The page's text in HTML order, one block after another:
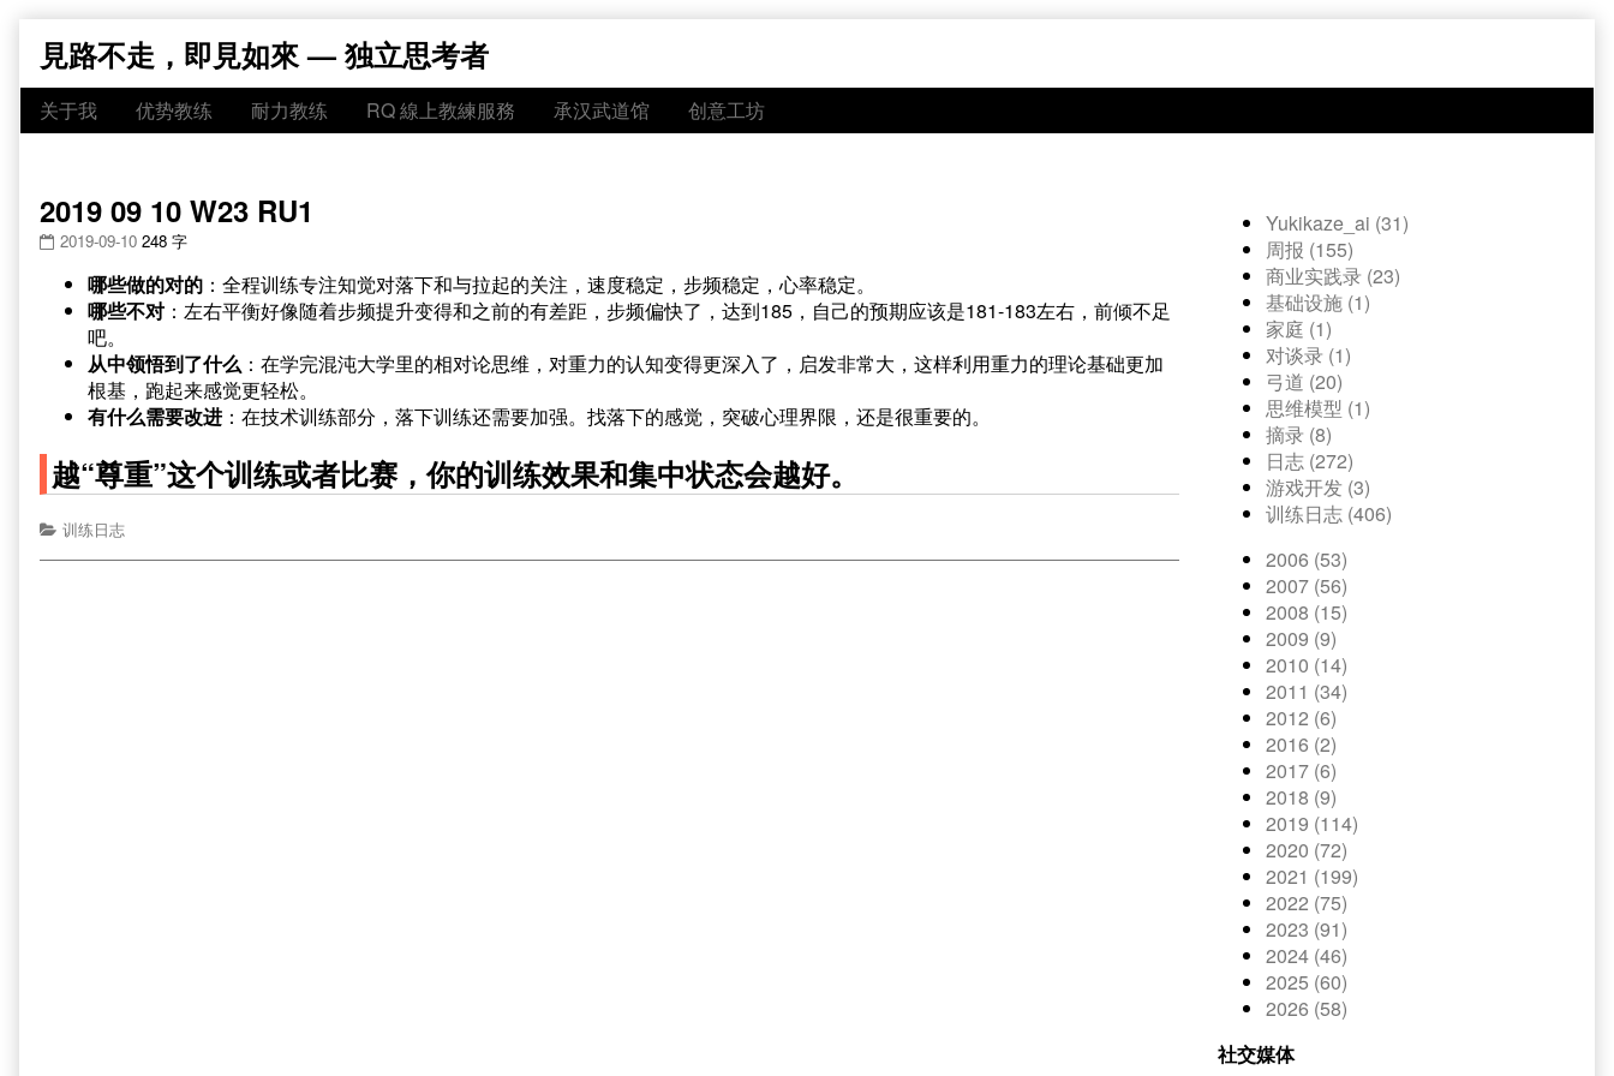
content
見路不走，即見如來 — 独立思考者
关于我 优势教练 耐力教练 RQ 線上教練服務 承汉武道馆 创意工坊
2019 09 10 W23 RU1
2019-09-10 248 字
哪些做的对的 ：全程训练专注知觉对落下和与拉起的关注，速度稳定，步频稳定，心率稳定。
哪些不对 ：左右平衡好像随着步频提升变得和之前的有差距，步频偏快了，达到185，自己的预期应该是181-183左右，前倾不足
吧。
从中领悟到了什么 ：在学完混沌大学里的相对论思维，对重力的认知变得更深入了，启发非常大，这样利用重力的理论基础更加
根基，跑起来感觉更轻松。
有什么需要改进 ：在技术训练部分，落下训练还需要加强。找落下的感觉，突破心理界限，还是很重要的。
越“尊重”这个训练或者比赛，你的训练效果和集中状态会越好。
训练日志
Yukikaze_ai (31)
周报 (155)
商业实践录 (23)
基础设施 (1)
家庭 (1)
对谈录 (1)
弓道 (20)
思维模型 (1)
摘录 (8)
日志 (272)
游戏开发 (3)
训练日志 (406)
2006 (53)
2007 (56)
2008 (15)
2009 (9)
2010 (14)
2011 (34)
2012 (6)
2016 (2)
2017 (6)
2018 (9)
2019 (114)
2020 (72)
2021 (199)
2022 (75)
2023 (91)
2024 (46)
2025 (60)
2026 (58)
社交媒体